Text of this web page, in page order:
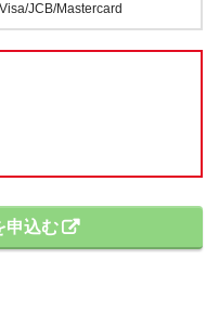
Visa/JCB/Mastercard
申込む